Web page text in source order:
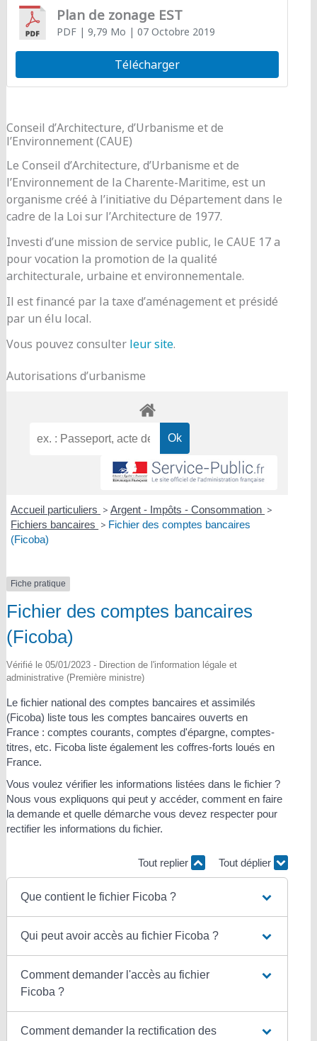
Plan de zonage EST
PDF| 9,79 Mo | 07 Octobre 2019
Télécharger
Conseil d’Architecture, d’Urbanisme et de
l’Environnement (CAUE)
Le Conseil d’Architecture, d’Urbanisme et de
l’Environnement de la Charente-Maritime, est un
organisme créé à l’initiative du Département dans le
cadre de la Loi sur l’Architecture de 1977.
Investi d’une mission de service public, le CAUE 17 a
pour vocation la promotion de la qualité
architecturale, urbaine et environnementale.
Il est financé par la taxe d’aménagement et présidé
par un élu local.
Vous pouvez consulter leur site.
Autorisations d’urbanisme
Accueil particuliers > Argent - Impôts - Consommation >
Fichiers bancaires > Fichier des comptes bancaires
(Ficoba)
Fiche pratique
Fichier des comptes bancaires
(Ficoba)
Vérifié le 05/01/2023 - Direction de l'information légale et
administrative (Première ministre)
Le fichier national des comptes bancaires et assimilés
(Ficoba) liste tous les comptes bancaires ouverts en
France : comptes courants, comptes d'épargne, comptes-
titres, etc. Ficoba liste également les coffres-forts loués en
France.
Vous voulez vérifier les informations listées dans le fichier ?
Nous vous expliquons qui peut y accéder, comment en faire
la demande et quelle démarche vous devez respecter pour
rectifier les informations du fichier.
Tout replier Tout déplier
Que contient le fichier Ficoba ?
Qui peut avoir accès au fichier Ficoba ?
Comment demander l'accès au fichier
Ficoba ?
Comment demander la rectification des